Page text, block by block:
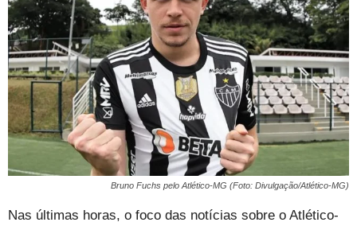
Bruno Fuchs pelo Atlético-MG (Foto: Divulgação/Atlético-MG)
Nas últimas horas, o foco das notícias sobre o Atlético-